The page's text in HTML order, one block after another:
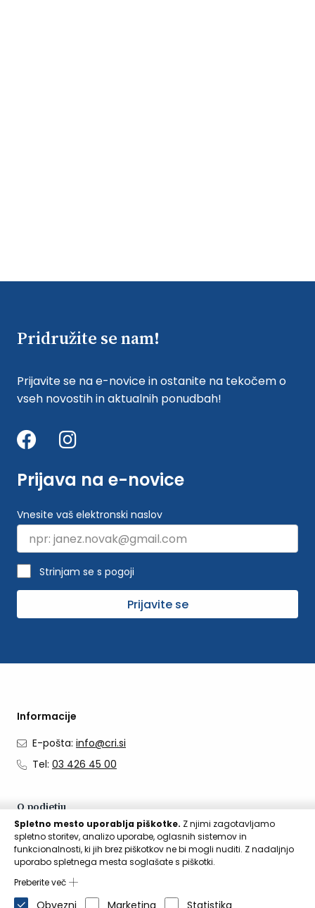
Pridružite se nam!
Prijavite se na e-novice in ostanite na tekočem o
vseh novostih in aktualnih ponudbah!
Prijava na e-novice
Vnesite vaš elektronski naslov
Strinjam se s pogoji
Prijavite se
Informacije
E-pošta: info@cri.si
Tel: 03 426 45 00
O podjetju
O nas
Kontakti
Aktualno
Spletno mesto uporablja piškotke. Z njimi zagotavljamo
spletno storitev, analizo uporabe, oglasnih sistemov in
funkcionalnosti, ki jih brez piškotkov ne bi mogli nuditi. Z nadaljnjo
uporabo spletnega mesta soglašate s piškotki.
Preberite več
Obvezni Marketing Statistika